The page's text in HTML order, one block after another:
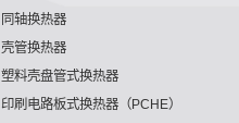
同轴换热器
壳管换热器
塑料壳盘管式换热器
印刷电路板式换热器（PCHE）